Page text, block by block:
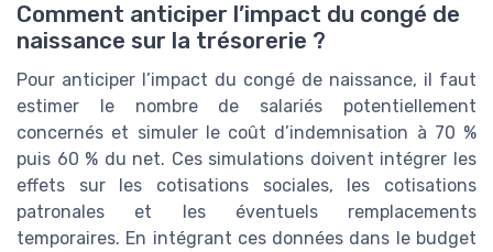
Comment anticiper l’impact du congé de
naissance sur la trésorerie ?
Pour anticiper l’impact du congé de naissance, il faut
estimer le nombre de salariés potentiellement
concernés et simuler le coût d’indemnisation à 70 %
puis 60 % du net. Ces simulations doivent intégrer les
effets sur les cotisations sociales, les cotisations
patronales et les éventuels remplacements
temporaires. En intégrant ces données dans le budget